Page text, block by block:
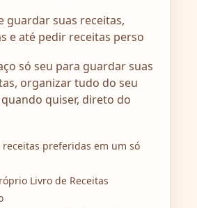
guardar suas receitas,
e até pedir receitas perso
só seu para guardar suas
organizar tudo do seu
quiser, direto do
receitas preferidas em um só
Livro de Receitas